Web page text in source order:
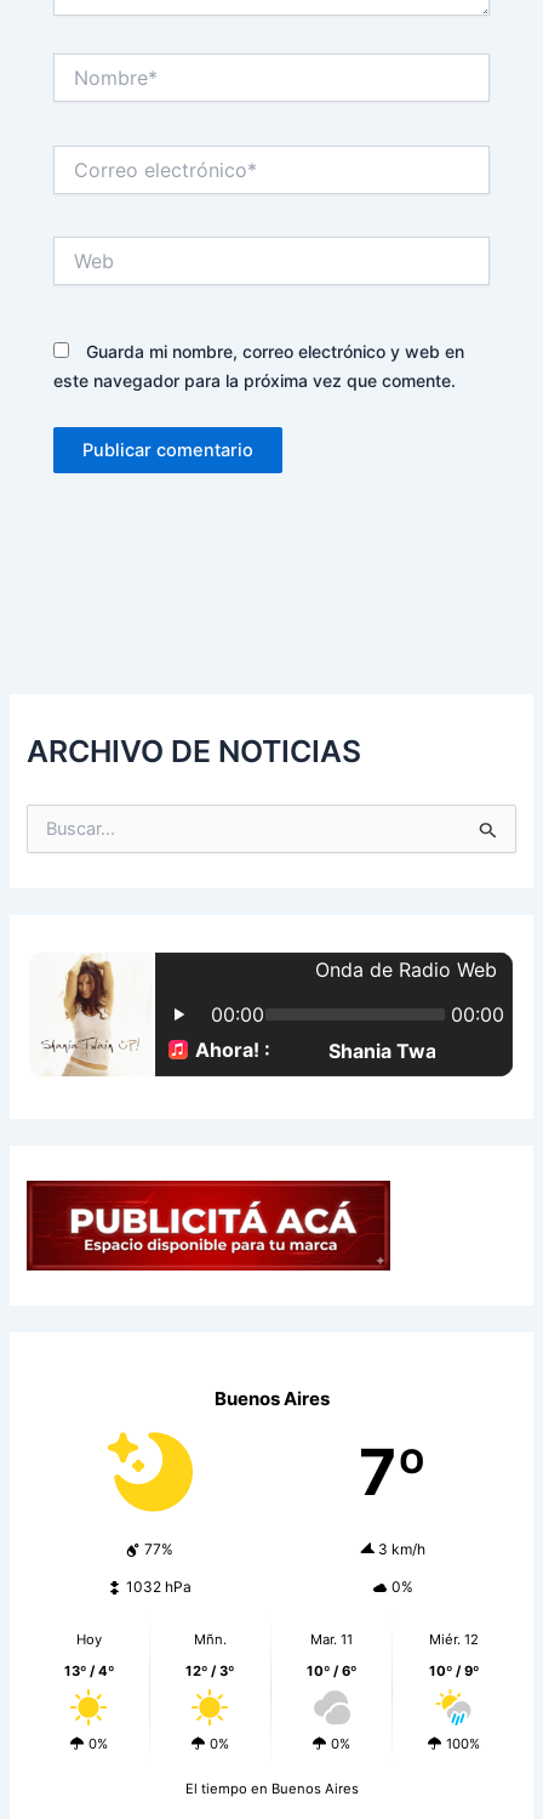
electrónico*
Guarda mi nombre, correo electrónico y web en
este navegador para la próxima vez que comente.
ARCHIVO DE NOTICIAS
Buenos Aires
7º
77% 3 km/h
1032 hPa 0%
Hoy
13º / 4º
0%
Mñn.
12º / 3º
0%
Mar. 11
10º / 6º
0%
Miér. 12
10º / 9º
100%
El tiempo en Buenos Aires